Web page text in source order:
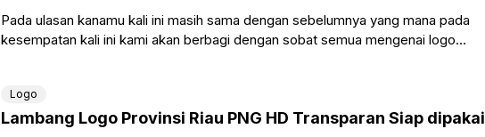
Pada ulasan kanamu kali ini masih sama dengan sebelumnya yang mana pada
kesempatan kali ini kami akan berbagi dengan sobat semua mengenai logo
Logo
Lambang Logo Provinsi Riau PNG HD Transparan Siap dipakai